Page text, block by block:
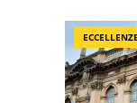
ECCELLENZE